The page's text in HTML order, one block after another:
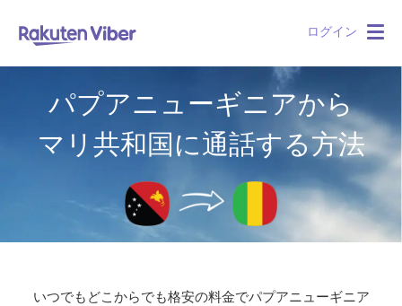
ログイン
パプアニューギニアから
マリ共和国に通話する方法
いつでもどこからでも格安の料金でパプアニューギニア